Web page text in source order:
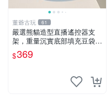
董爺古玩 61
嚴選熊貓造型直播遙控器支
架，重量沉實底部填充豆袋，
手機遙控器最佳架設選擇推薦
直播遙控器支架 毛絨玩具 支
$369